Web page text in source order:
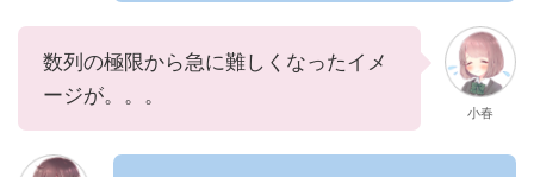
数列の極限から急に難しくなったイメ
ージが。。。
小春